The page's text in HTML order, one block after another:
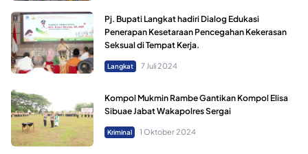
Pj. Bupati Langkat hadiri Dialog Edukasi
Penerapan Kesetaraan Pencegahan Kekerasan
Seksual di Tempat Kerja.
Langkat 7 Juli 2024
Kompol Mukmin Rambe Gantikan Kompol Elisa
Sibuae Jabat Wakapolres Sergai
Kriminal 1 Oktober 2024